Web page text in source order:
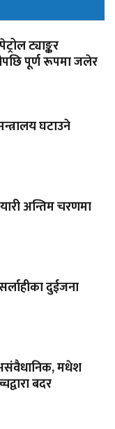
ट्याङ्कर
पूर्ण रूपमा जलेर
घटाउने
अन्तिम चरणमा
दुईजना
मधेश
बदर